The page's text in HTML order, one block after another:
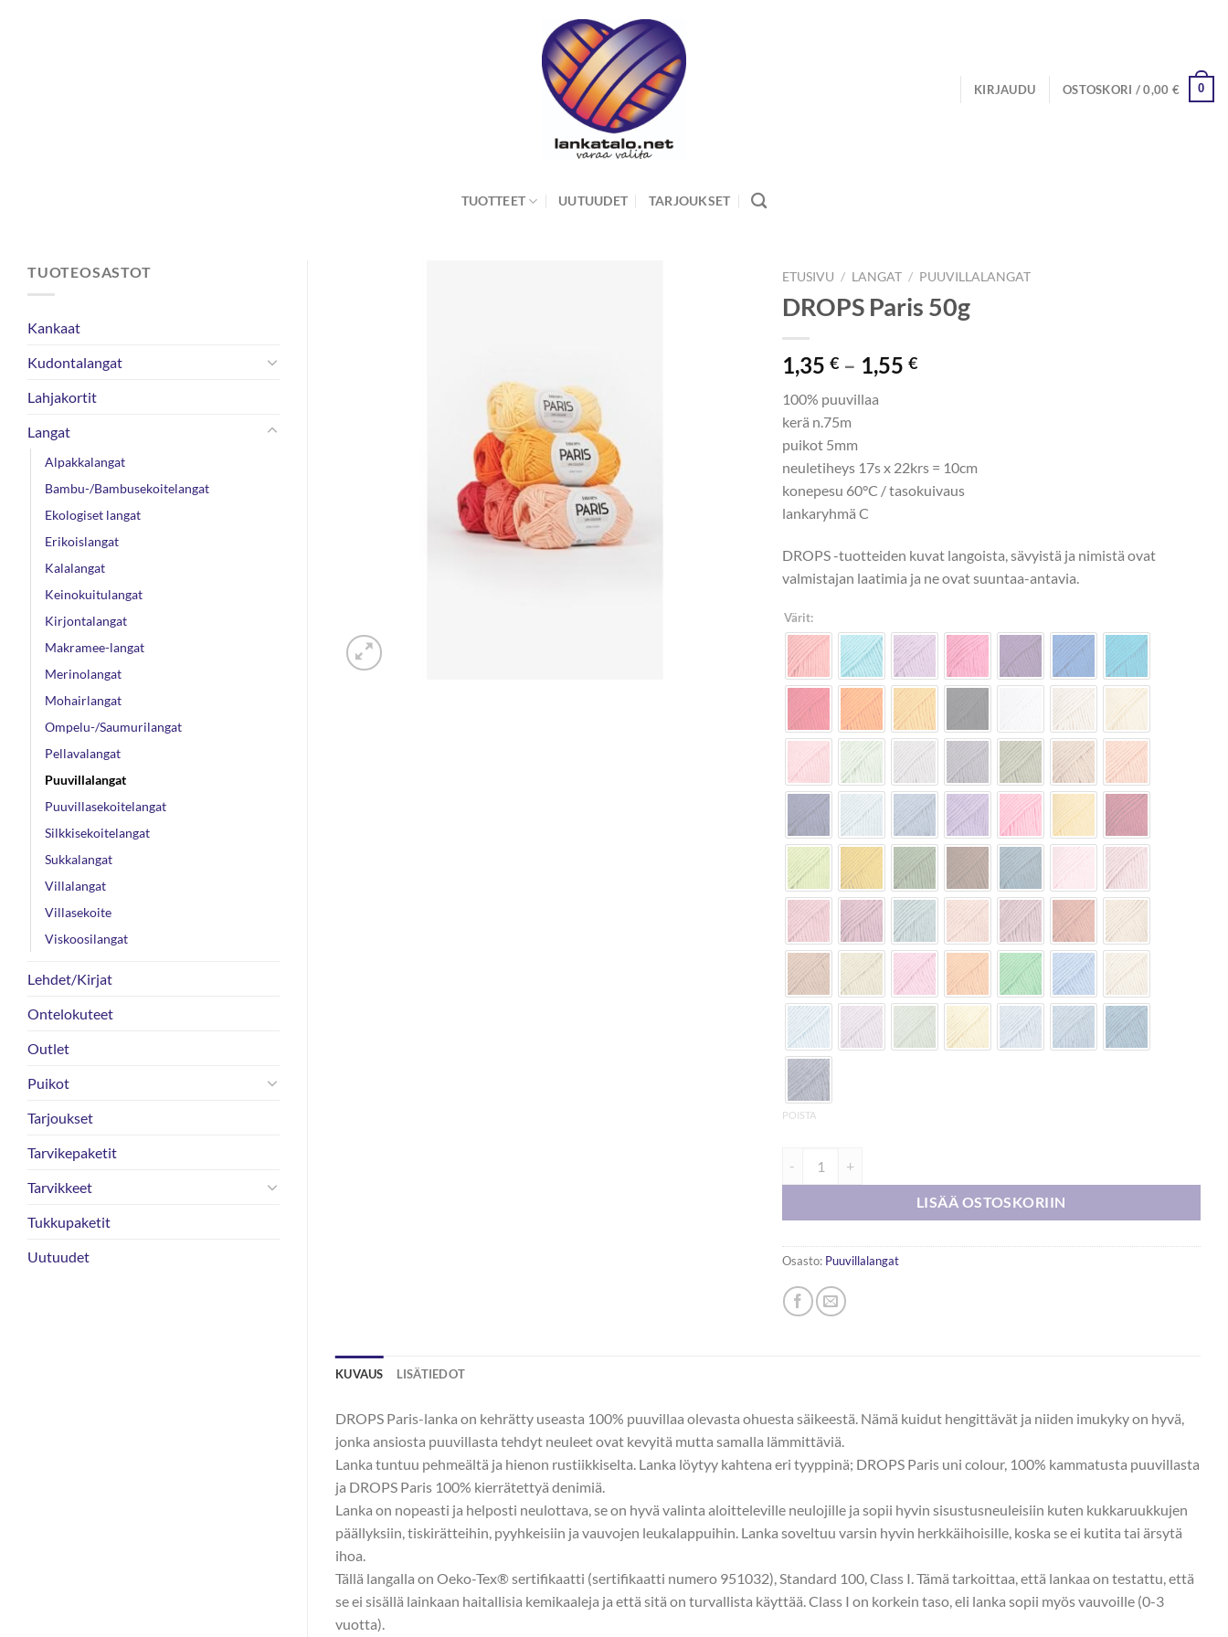
KIRJAUDU OSTOSKORI /0,00 € 0
TUOTTEET UUTUUDET TARJOUKSET
TUOTEOSASTOT
Kankaat
Kudontalangat
Lahjakortit
Langat
Alpakkalangat
Bambu-/Bambusekoitelangat
Ekologiset langat
Erikoislangat
Kalalangat
Keinokuitulangat
Kirjontalangat
Makramee-langat
Merinolangat
Mohairlangat
Ompelu-/Saumurilangat
Pellavalangat
Puuvillalangat
Puuvillasekoitelangat
Silkkisekoitelangat
Sukkalangat
Villalangat
Villasekoite
Viskoosilangat
Lehdet/Kirjat
Ontelokuteet
Outlet
Puikot
Tarjoukset
Tarvikepaketit
Tarvikkeet
Tukkupaketit
Uutuudet
ETUSIVU / LANGAT / PUUVILLALANGAT
DROPS Paris 50g
1,35 € – 1,55 €Hintaluokka:
100% puuvillaa
kerä n.75m
puikot 5mm
neuletiheys 17s x 22krs = 10cm
konepesu 60°C / tasokuivaus
lankaryhmä C
DROPS -tuotteiden kuvat langoista, sävyistä ja nimistä ovat
valmistajan laatimia ja ne ovat suuntaa-antavia.
Värit:
POISTA
LISÄÄ OSTOSKORIIN
Osasto: Puuvillalangat
KUVAUS LISÄTIEDOT
DROPS Paris-lanka on kehrätty useasta 100% puuvillaa olevasta ohuesta säikeestä. Nämä kuidut hengittävät ja niiden imukyky on hyvä,
jonka ansiosta puuvillasta tehdyt neuleet ovat kevyitä mutta samalla lämmittäviä.
Lanka tuntuu pehmeältä ja hienon rustiikkiselta. Lanka löytyy kahtena eri tyyppinä; DROPS Paris uni colour, 100% kammatusta puuvillasta
ja DROPS Paris 100% kierrätettyä denimiä.
Lanka on nopeasti ja helposti neulottava, se on hyvä valinta aloitteleville neulojille ja sopii hyvin sisustusneuleisiin kuten kukkaruukkujen
päällyksiin, tiskirätteihin, pyyhkeisiin ja vauvojen leukalappuihin. Lanka soveltuu varsin hyvin herkkäihoisille, koska se ei kutita tai ärsytä
ihoa.
Tällä langalla on Oeko-Tex® sertifikaatti (sertifikaatti numero 951032), Standard 100, Class I. Tämä tarkoittaa, että lankaa on testattu, että
se ei sisällä lainkaan haitallisia kemikaaleja ja että sitä on turvallista käyttää. Class I on korkein taso, eli lanka sopii myös vauvoille (0-3
vuotta).